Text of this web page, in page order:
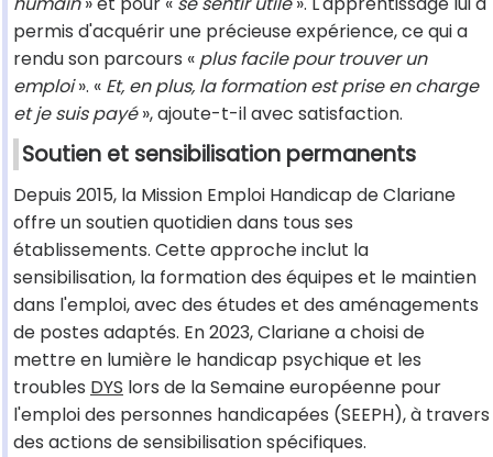
permis d'acquérir une précieuse expérience, ce qui a
rendu son parcours « plus facile pour trouver un
emploi». « Et, en plus, la formation est prise en charge
et je suis payé», ajoute-t-il avec satisfaction.
Soutien et sensibilisation permanents
Depuis 2015, la Mission Emploi Handicap de Clariane
offre un soutien quotidien dans tous ses
établissements. Cette approche inclut la
sensibilisation, la formation des équipes et le maintien
dans l'emploi, avec des études et des aménagements
de postes adaptés. En 2023, Clariane a choisi de
mettre en lumière le handicap psychique et les
troubles DYS lors de la Semaine européenne pour
l'emploi des personnes handicapées (SEEPH), à travers
des actions de sensibilisation spécifiques.